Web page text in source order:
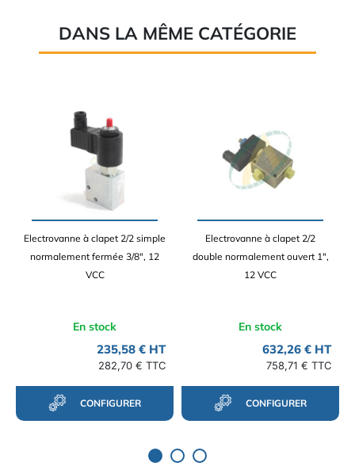
DANS LA MÊME CATÉGORIE
Electrovanne à clapet 2/2 simple
normalement fermée 3/8", 12
VCC
En stock
235,58 € HT
282,70 € TTC
CONFIGURER
Electrovanne à clapet 2/2
double normalement ouvert 1",
12 VCC
En stock
632,26 € HT
758,71 € TTC
CONFIGURER